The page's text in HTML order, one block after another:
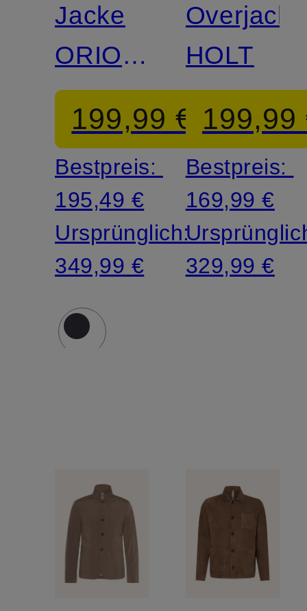
Jacke
ORION
MIRTO
199,99 €
Bestpreis:
195,49 €
Ursprünglich:
349,99 €
HOLT
199,99
Bestpreis:
169,99 €
329,99 €